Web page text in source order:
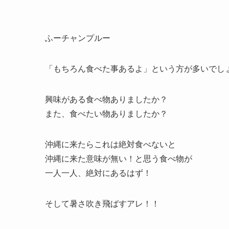
ふーチャンプルー
「もちろん食べた事あるよ」という方が多いでし
興味がある食べ物ありましたか？
また、食べたい物ありましたか？
沖縄に来たらこれは絶対食べないと
沖縄に来た意味が無い！と思う食べ物が
一人一人、絶対にあるはず！
そして暑さ吹き飛ばすアレ！！